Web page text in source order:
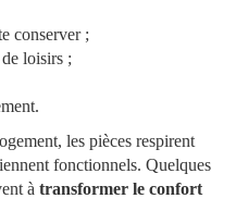
conserver ;
loisirs ;
les pièces respirent
fonctionnels. Quelques
à transformer le confort